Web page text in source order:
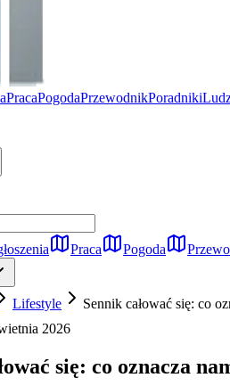
PracaPogodaPrzewodnikPoradniki
Praca Pogoda
Lifestyle
Sennik całować się: co
2026
się: co oznacza